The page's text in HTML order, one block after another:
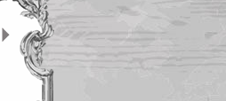
魔幻鑰匙系列
極黑明眸眼線筆
魔幻鑰